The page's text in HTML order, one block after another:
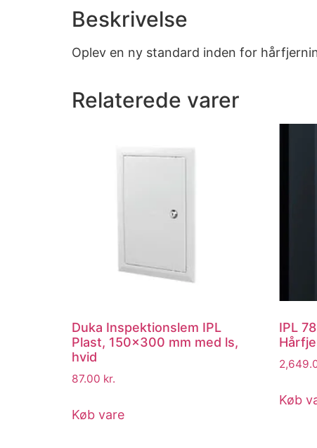
Beskrivelse
Oplev en ny standard inden for
Relaterede varer
Duka Inspektionslem IPL
Plast, 150×300 mm med ls,
hvid
87.00 kr.
Køb vare
IPL
Køb